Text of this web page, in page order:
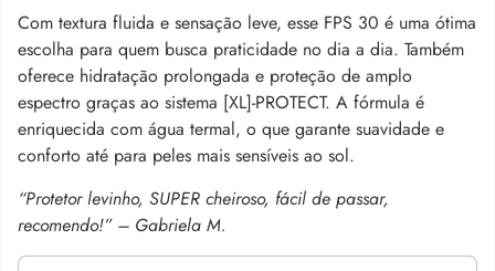
Com textura fluida e sensação leve, esse FPS 30 é uma ótima
escolha para quem busca praticidade no dia a dia. Também
oferece hidratação prolongada e proteção de amplo
espectro graças ao sistema [XL]-PROTECT. A fórmula é
enriquecida com água termal, o que garante suavidade e
conforto até para peles mais sensíveis ao sol.
“Protetor levinho, SUPER cheiroso, fácil de passar,
recomendo!” – Gabriela M.